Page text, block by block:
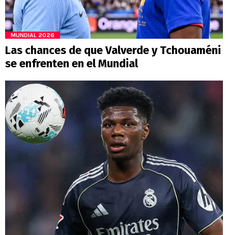
MUNDIAL 2026
Las chances de que Valverde y Tchouaméni
se enfrenten en el Mundial